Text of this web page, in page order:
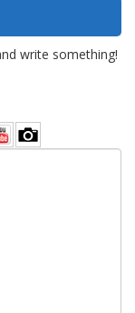
write something!